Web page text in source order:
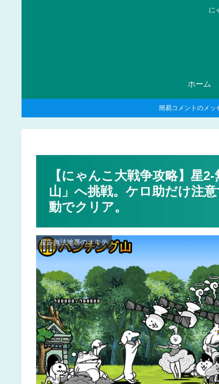
に
ホーム
簡易コメントのメッ
【にゃんこ大戦争攻略】星
山」へ挑戦。ケロ助だけ注
動でクリア。
星2-無法地帯のオキテ